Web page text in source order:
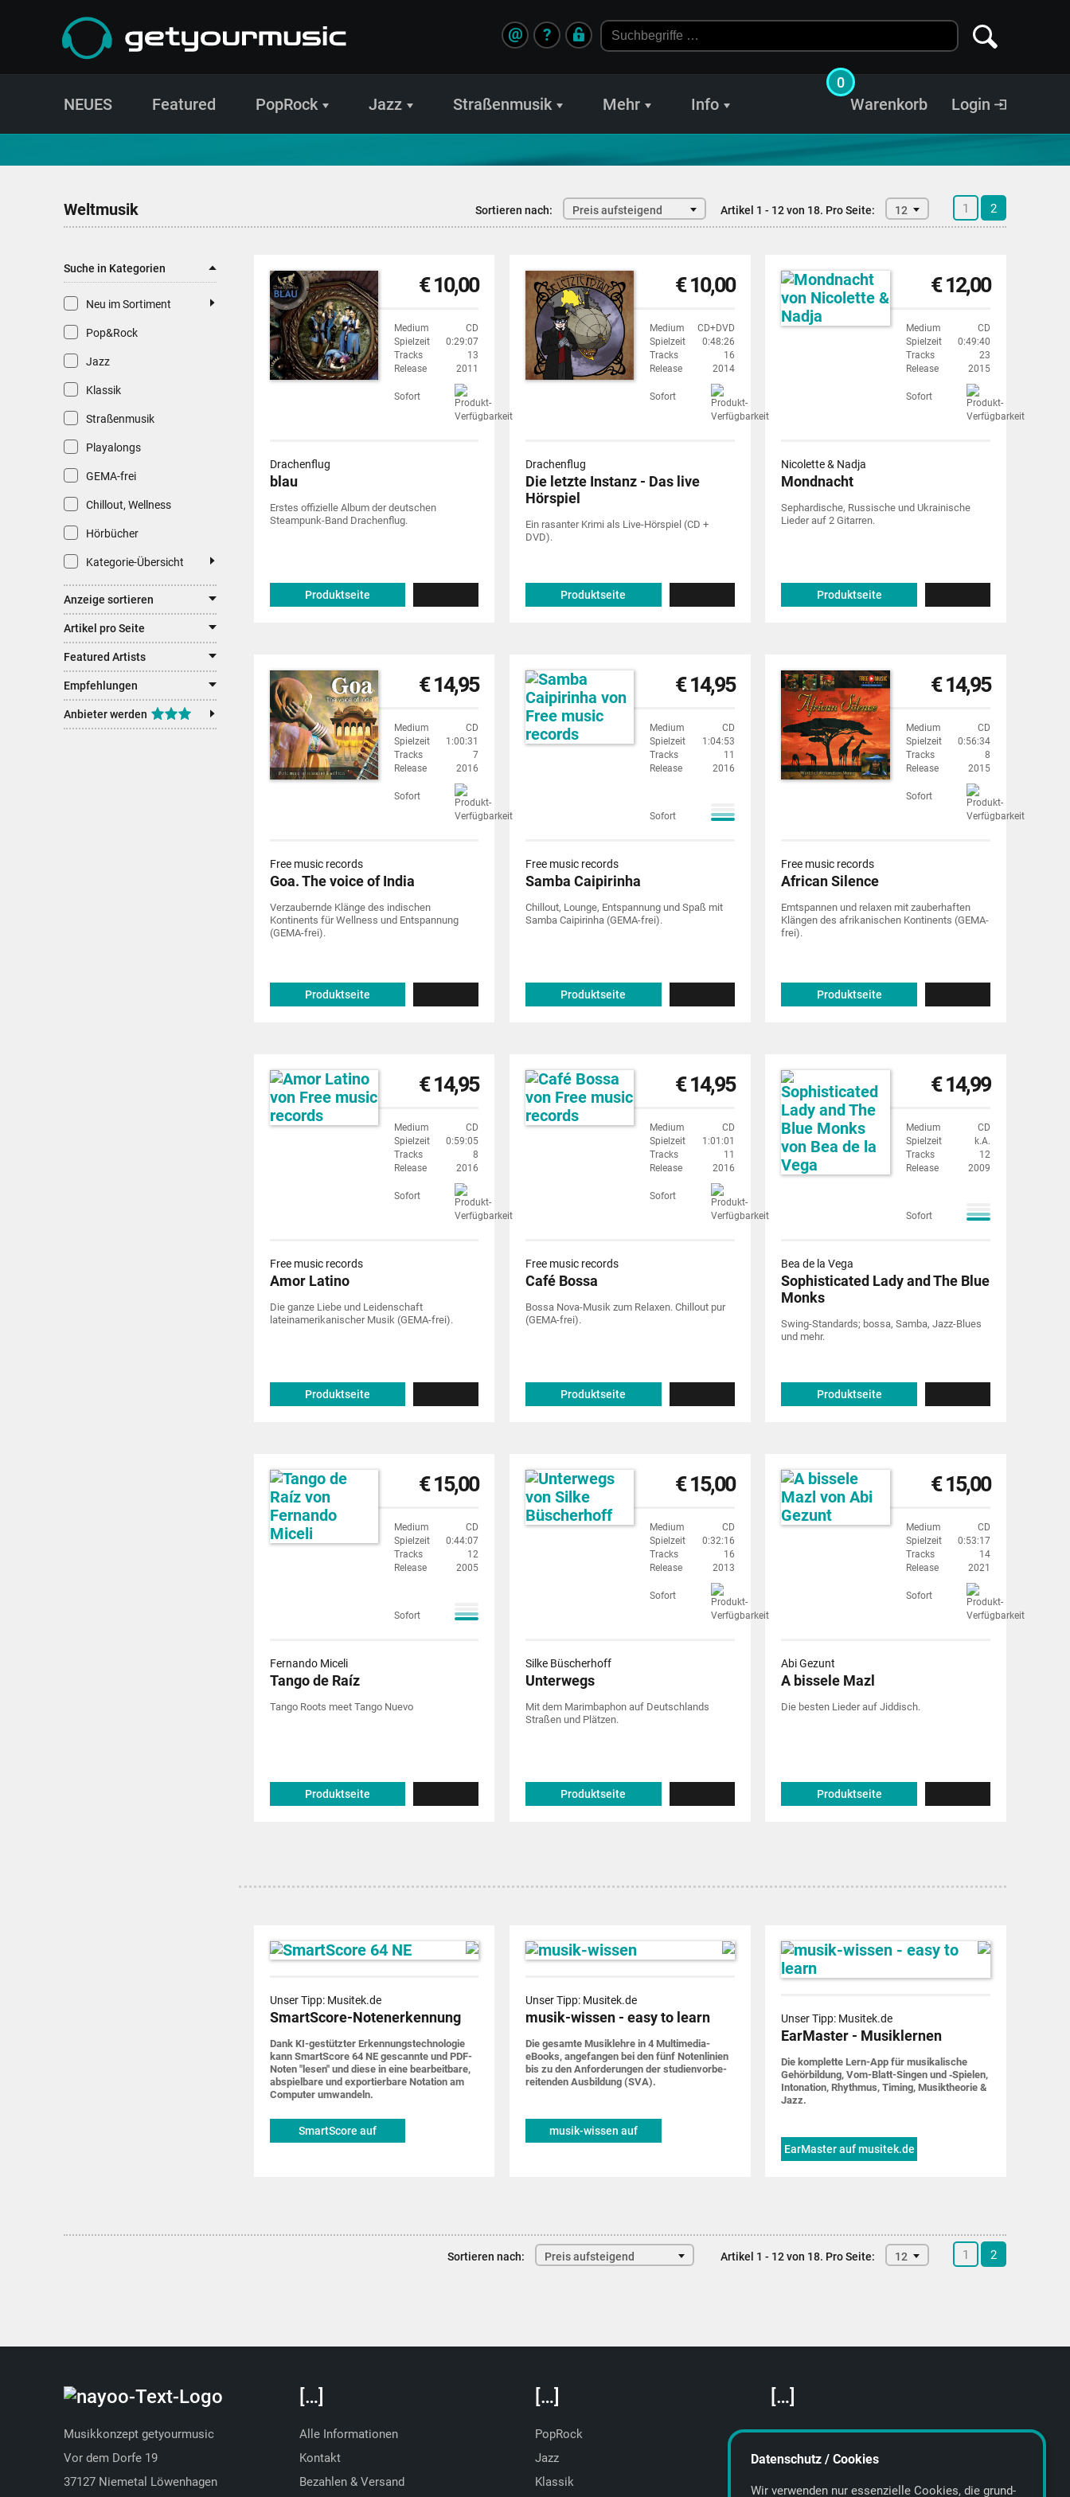
?
@
NEUES Featured PopRock Jazz Straßenmusik Mehr Info Login
Warenkorb
0
Weltmusik Sortieren nach: Preis aufsteigend Artikel 1 - 12 von 18. Pro Seite: 12 1 2
Suche in Kategorien
Neu im Sortiment
Pop&Rock
Jazz
Klassik
Straßenmusik
Playalongs
GEMA-frei
Chillout, Wellness
Hörbücher
Kategorie-Übersicht
Anzeige sortieren
Artikel pro Seite
Featured Artists
Empfehlungen
Anbieter werden
€ 10,00
Medium
CD
Spielzeit
0:29:07
Tracks
13
Release
2011
Sofort
Drachenflug
blau
Erstes offizielle Album der deutschen
Steampunk-Band Drachenflug.
Produktseite
€ 10,00
Medium
CD+DVD
Spielzeit
0:48:26
Tracks
16
Release
2014
Sofort
Drachenflug
Die letzte Instanz - Das live
Hörspiel
Ein rasanter Krimi als Live-Hörspiel (CD +
DVD).
Produktseite
€ 12,00
Medium
CD
Spielzeit
0:49:40
Tracks
23
Release
2015
Sofort
Nicolette & Nadja
Mondnacht
Sephardische, Russische und Ukrainische
Lieder auf 2 Gitarren.
Produktseite
€ 14,95
Medium
CD
Spielzeit
1:00:31
Tracks
7
Release
2016
Sofort
Free music records
Goa. The voice of India
Verzaubernde Klänge des indischen
Kontinents für Wellness und Entspannung
(GEMA-frei).
Produktseite
€ 14,95
Medium
CD
Spielzeit
1:04:53
Tracks
11
Release
2016
Sofort
Free music records
Samba Caipirinha
Chillout, Lounge, Entspannung und Spaß mit
Samba Caipirinha (GEMA-frei).
Produktseite
€ 14,95
Medium
CD
Spielzeit
0:56:34
Tracks
8
Release
2015
Sofort
Free music records
African Silence
Emtspannen und relaxen mit zauberhaften
Klängen des afrikanischen Kontinents (GEMA-
frei).
Produktseite
€ 14,95
Medium
CD
Spielzeit
0:59:05
Tracks
8
Release
2016
Sofort
Free music records
Amor Latino
Die ganze Liebe und Leidenschaft
lateinamerikanischer Musik (GEMA-frei).
Produktseite
€ 14,95
Medium
CD
Spielzeit
1:01:01
Tracks
11
Release
2016
Sofort
Free music records
Café Bossa
Bossa Nova-Musik zum Relaxen. Chillout pur
(GEMA-frei).
Produktseite
€ 14,99
Medium
CD
Spielzeit
k.A.
Tracks
12
Release
2009
Sofort
Bea de la Vega
Sophisticated Lady and The Blue
Monks
Swing-Standards; bossa, Samba, Jazz-Blues
und mehr.
Produktseite
€ 15,00
Medium
CD
Spielzeit
0:44:07
Tracks
12
Release
2005
Sofort
Fernando Miceli
Tango de Raíz
Tango Roots meet Tango Nuevo
Produktseite
€ 15,00
Medium
CD
Spielzeit
0:32:16
Tracks
16
Release
2013
Sofort
Silke Büscherhoff
Unterwegs
Mit dem Marimbaphon auf Deutschlands
Straßen und Plätzen.
Produktseite
€ 15,00
Medium
CD
Spielzeit
0:53:17
Tracks
14
Release
2021
Sofort
Abi Gezunt
A bissele Mazl
Die besten Lieder auf Jiddisch.
Produktseite
Unser Tipp: Musitek.de
SmartScore-Notenerkennung
Dank KI-gestützter Erkennungs­techno­logie
kann SmartScore 64 NE gescannte und PDF-
Noten "lesen" und diese in eine bearbeit­bare,
abspiel­bare und expor­tier­bare Notation am
Computer um­wandeln.
SmartScore auf
Unser Tipp: Musitek.de
musik-wissen - easy to learn
Die gesamte Musik­lehre in 4 Multimedia-
eBooks, ange­fangen bei den fünf Noten­linien
bis zu den Anforde­rungen der studien­vorbe­
rei­tenden Ausbildung (SVA).
musik-wissen auf
Unser Tipp: Musitek.de
EarMaster - Musiklernen
Die komplette Lern-App für musi­ka­lische
Gehör­bildung, Vom-Blatt-Singen und ‑Spielen,
Into­nation, Rhythmus, Timing, Musik­theorie &
Jazz.
EarMaster auf musitek.de
Sortieren nach: Preis aufsteigend Artikel 1 - 12 von 18. Pro Seite: 12 1 2
Musikkonzept getyourmusic
Vor dem Dorfe 19
37127 Niemetal Löwenhagen
[…]
Alle Informationen
Kontakt
Bezahlen & Versand
[…]
PopRock
Jazz
Klassik
[…]
Featured Artists
About getyourmusic
Datenschutz / Cookies
Wir verwenden nur essenzielle Cookies, die grund­